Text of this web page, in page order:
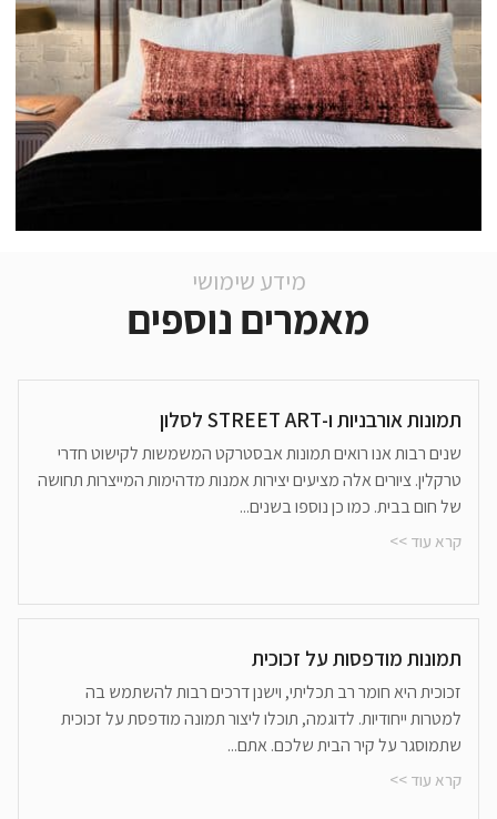
מידע שימושי
מאמרים נוספים
תמונות אורבניות ו-STREET ART לסלון
שנים רבות אנו רואים תמונות אבסטרקט המשמשות לקישוט חדרי
טרקלין. ציורים אלה מציעים יצירות אמנות מדהימות המייצרות תחושה
של חום בבית. כמו כן נוספו בשנים...
קרא עוד >>
תמונות מודפסות על זכוכית
זכוכית היא חומר רב תכליתי, וישנן דרכים רבות להשתמש בה
למטרות ייחודיות. לדוגמה, תוכלו ליצור תמונה מודפסת על זכוכית
שתמוסגר על קיר הבית שלכם. אתם...
קרא עוד >>